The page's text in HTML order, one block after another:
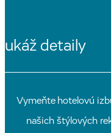
ukáž detaily
Vymeňte hotelovú
našich štýlových